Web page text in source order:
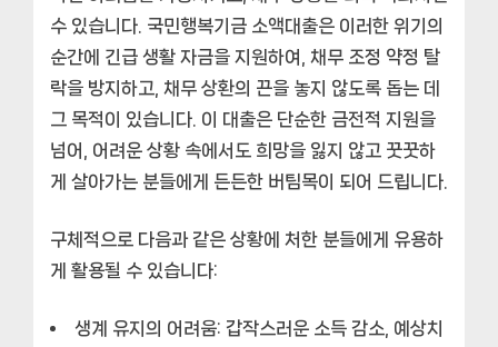
수 있습니다. 국민행복기금 소액대출은 이러한 위기의
순간에 긴급 생활 자금을 지원하여, 채무 조정 약정 탈
락을 방지하고, 채무 상환의 끈을 놓지 않도록 돕는 데
그 목적이 있습니다. 이 대출은 단순한 금전적 지원을
넘어, 어려운 상황 속에서도 희망을 잃지 않고 꿋꿋하
게 살아가는 분들에게 든든한 버팀목이 되어 드립니다.
구체적으로 다음과 같은 상황에 처한 분들에게 유용하
게 활용될 수 있습니다:
생계 유지의 어려움: 갑작스러운 소득 감소, 예상치